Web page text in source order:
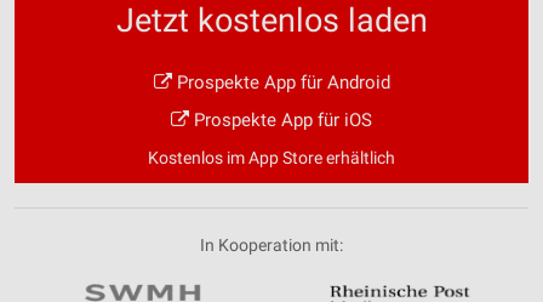
Jetzt kostenlos laden
Prospekte App für Android
Prospekte App für iOS
Kostenlos im App Store erhältlich
In Kooperation mit: